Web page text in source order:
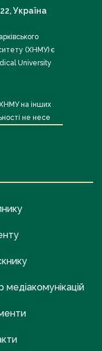
Україна
(ХНМУ) є
University
ХНМУ на інших
не несе
медіакомунікацій